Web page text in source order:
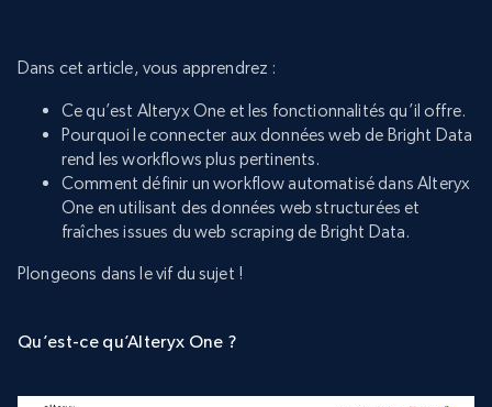
Dans cet article, vous apprendrez :
Ce qu’est Alteryx One et les fonctionnalités qu’il offre.
Pourquoi le connecter aux données web de Bright Data
rend les workflows plus pertinents.
Comment définir un workflow automatisé dans Alteryx
One en utilisant des données web structurées et
fraîches issues du web scraping de Bright Data.
Plongeons dans le vif du sujet !
Qu’est-ce qu’Alteryx One ?